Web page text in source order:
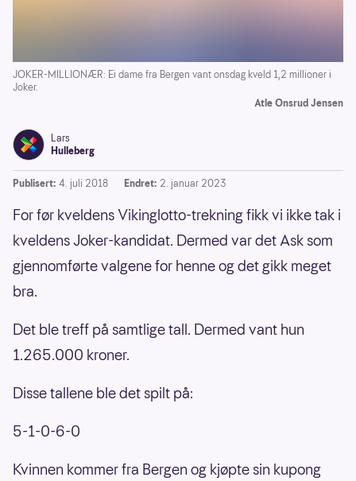
JOKER-MILLIONÆR: Ei dame fra Bergen vant onsdag kveld 1,2 millioner i
Joker.
Atle Onsrud Jensen
Lars
Hulleberg
Publisert: 4. juli 2018 Endret: 2. januar 2023
For før kveldens Vikinglotto-trekning fikk vi ikke tak i
kveldens Joker-kandidat. Dermed var det Ask som
gjennomførte valgene for henne og det gikk meget
bra.
Det ble treff på samtlige tall. Dermed vant hun
1.265.000 kroner.
Disse tallene ble det spilt på:
5-1-0-6-0
Kvinnen kommer fra Bergen og kjøpte sin kupong